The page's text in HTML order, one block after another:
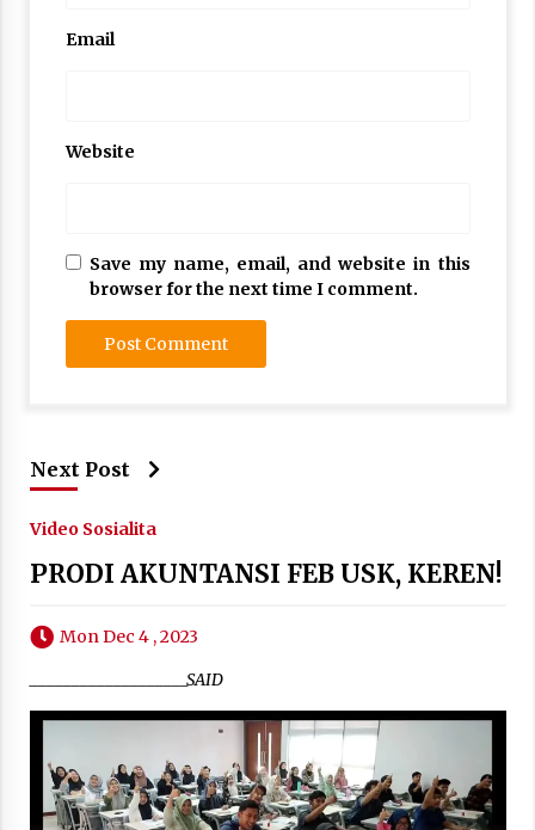
Email
Website
Save my name, email, and website in this
browser for the next time I comment.
Next Post
Video Sosialita
PRODI AKUNTANSI FEB USK, KEREN!
Mon Dec 4 , 2023
___________________SAID